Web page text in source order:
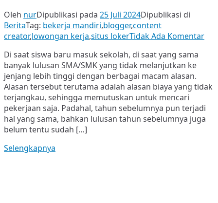
Oleh nurDipublikasi pada 25 Juli 2024Dipublikasi di
BeritaTag: bekerja mandiri,blogger,content
creator,lowongan kerja,situs lokerTidak Ada Komentar
Di saat siswa baru masuk sekolah, di saat yang sama
banyak lulusan SMA/SMK yang tidak melanjutkan ke
jenjang lebih tinggi dengan berbagai macam alasan.
Alasan tersebut terutama adalah alasan biaya yang tidak
terjangkau, sehingga memutuskan untuk mencari
pekerjaan saja. Padahal, tahun sebelumnya pun terjadi
hal yang sama, bahkan lulusan tahun sebelumnya juga
belum tentu sudah […]
Selengkapnya